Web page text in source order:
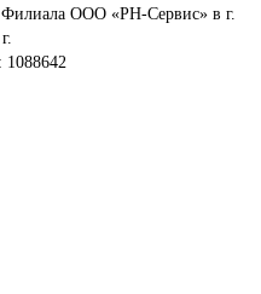
Филиала ООО «РН-Сервис» в г.
1088642